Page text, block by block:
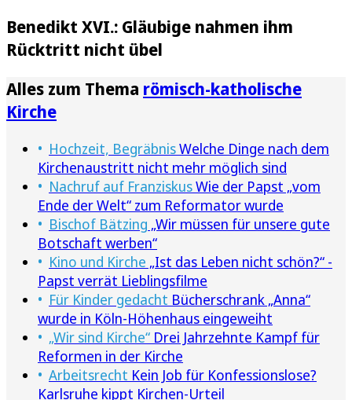
Benedikt XVI.: Gläubige nahmen ihm
Rücktritt nicht übel
Alles zum Thema römisch-katholische
Kirche
Hochzeit, BegräbnisWelche Dinge nach dem
Kirchenaustritt nicht mehr möglich sind
Nachruf auf FranziskusWie der Papst „vom
Ende der Welt“ zum Reformator wurde
Bischof Bätzing „Wir müssen für unsere gute
Botschaft werben“
Kino und Kirche „Ist das Leben nicht schön?“ -
Papst verrät Lieblingsfilme
Für Kinder gedacht Bücherschrank „Anna“
wurde in Köln-Höhenhaus eingeweiht
„Wir sind Kirche“ Drei Jahrzehnte Kampf für
Reformen in der Kirche
Arbeitsrecht Kein Job für Konfessionslose?
Karlsruhe kippt Kirchen-Urteil